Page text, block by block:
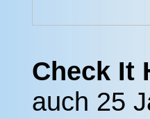
Check It
auch 25